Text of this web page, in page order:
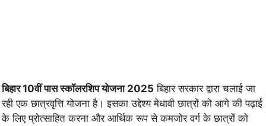
बिहार 10वीं पास स्कॉलरशिप योजना 2025 बिहार सरकार द्वारा चलाई जा
रही एक छात्रवृत्ति योजना है। इसका उद्देश्य मेधावी छात्रों को आगे की पढ़ाई
के लिए प्रोत्साहित करना और आर्थिक रूप से कमजोर वर्ग के छात्रों को